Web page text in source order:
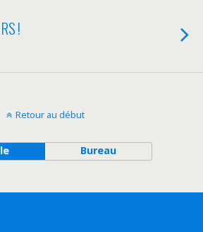
!
Retour au début
Bureau